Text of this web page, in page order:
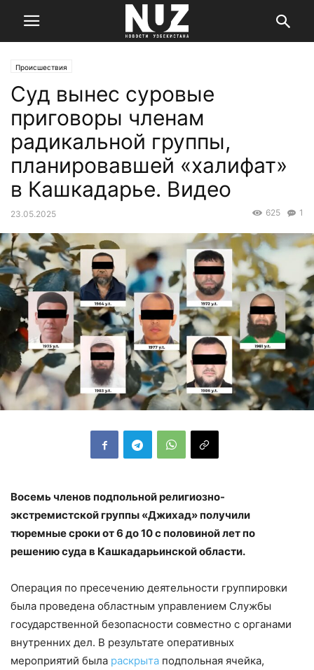
Происшествия
Суд вынес суровые
приговоры членам
радикальной группы,
планировавшей «халифат»
в Кашкадарье. Видео
23.05.2025 1
625
Восемь членов подпольной религиозно-
экстремистской группы «Джихад» получили
тюремные сроки от 6 до 10 с половиной лет по
решению суда в Кашкадарьинской области.
Операция по пресечению деятельности группировки
была проведена областным управлением Службы
государственной безопасности совместно с органами
внутренних дел. В результате оперативных
мероприятий была раскрыта подпольная ячейка,